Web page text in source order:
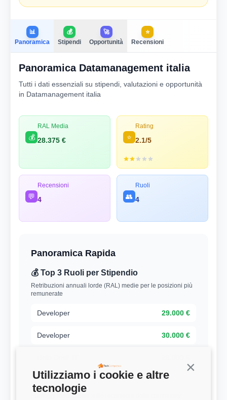
Continua
Utilizziamo i cookie e altre
tecnologie
📊
Panoramica
💰
Stipendi
🚀
Opportunità
⭐
Recensioni
Panoramica Datamanagement italia
Tutti i dati essenziali su stipendi, valutazioni e opportunità
in Datamanagement italia
💰
RAL Media
28.375 € ⭐
Rating
2.1/5
💬
Recensioni
4 👥
Ruoli
4
Panoramica Rapida
💰 Top 3 Ruoli per Stipendio
Retribuzioni annuali lorde (RAL) medie per le posizioni più
remunerate
Developer 29.000 €
Developer 30.000 €
⭐ Valutazioni
Punteggi medi basati sulle recensioni della community